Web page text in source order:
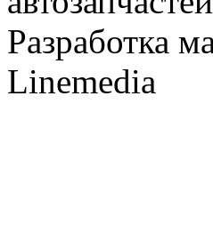
Разработка
Linemedia